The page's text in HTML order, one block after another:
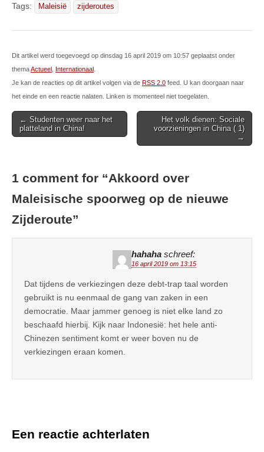
Tags: Maleisië zijderoutes
Dit artikel werd toegevoegd op dinsdag 16 april 2019 om 10:57 geplaatst onder
themaActueel Internationaal
Je kan de reacties op dit artikel volgen via de RSS 2.0 feed. U kan doorgaan naar
het einde en een reactie nalaten. Linken is momenteel niet toegelaten.
Post
navigation
← Studenten weer naar het
platteland in China!
Het volk dienen: Sociale
voorzieningen in China ( 1)
→
1 comment for “Akkoord over
Maleisische spoorweg op de nieuwe
Zijderoute”
hahaha schreef:
16 april 2019 om 13:15
Dat tijdens de verkiezingen deze debt-trap taal worden
gebruikt is nu eenmaal de gang van zaken in een
democratie. Maar jammer genoeg is niet elke land zo
beschaafd hierbij. Kijk naar Indonesië: het hele anti-
Chinezen sentiment komt er weer boven nu de
verkiezingen eraan komen.
Een reactie achterlaten